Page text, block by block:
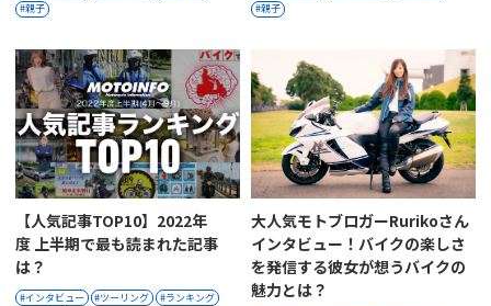
親子
親子
【人気記事TOP10】2022年
度 上半期で最も読まれた記事
は？
インタビュー ツーリング
ランキング
大人気モトブロガーRurikoさん
インタビュー！バイクの楽しさ
を発信する彼女が想うバイクの
魅力とは？